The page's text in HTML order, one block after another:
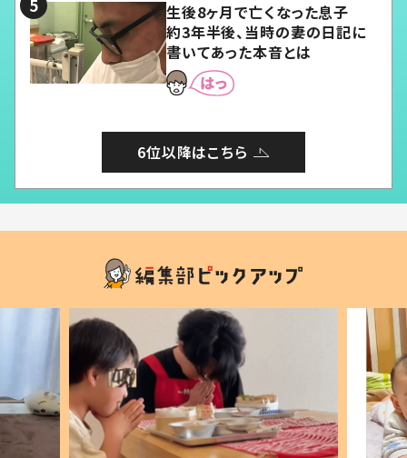
生後8ヶ月で亡くなった息子
約3年半後、当時の妻の日記に
書いてあった本音とは
6位以降はこちら